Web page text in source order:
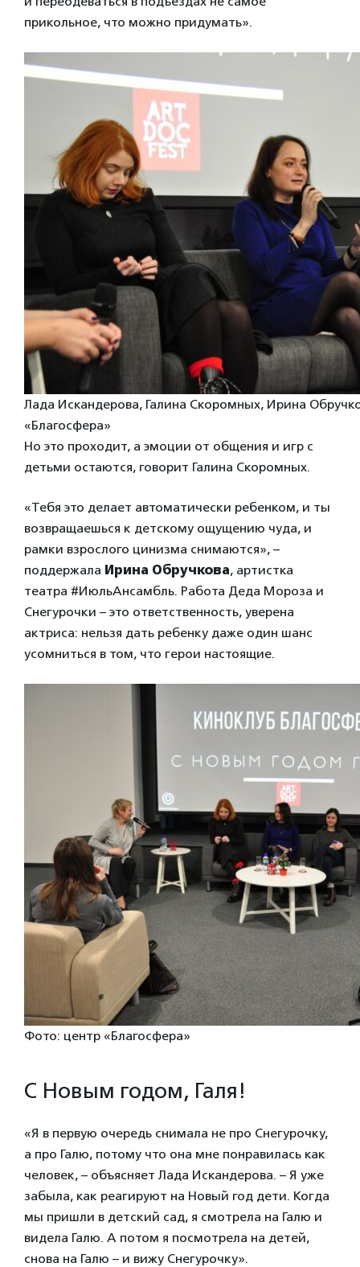
прикольное, что можно придумать».
Лада Искандерова, Галина Скоромных, Ирина
«Благосфера»
Но это проходит, а эмоции от общения и игр с
детьми остаются, говорит Галина Скоромных.
«Тебя это делает автоматически ребенком, и ты
возвращаешься к детскому ощущению чуда, и
рамки взрослого цинизма снимаются», –
поддержала Ирина Обручкова, артистка
театра #ИюльАнсамбль. Работа Деда Мороза и
Снегурочки – это ответственность, уверена
актриса: нельзя дать ребенку даже один шанс
усомниться в том, что герои настоящие.
Фото: центр «Благосфера»
С Новым годом, Галя!
«Я в первую очередь снимала не про Снегурочку,
а про Галю, потому что она мне понравилась как
человек, – объясняет Лада Искандерова. – Я уже
забыла, как реагируют на Новый год дети. Когда
мы пришли в детский сад, я смотрела на Галю и
видела Галю. А потом я посмотрела на детей,
снова на Галю – и вижу Снегурочку».